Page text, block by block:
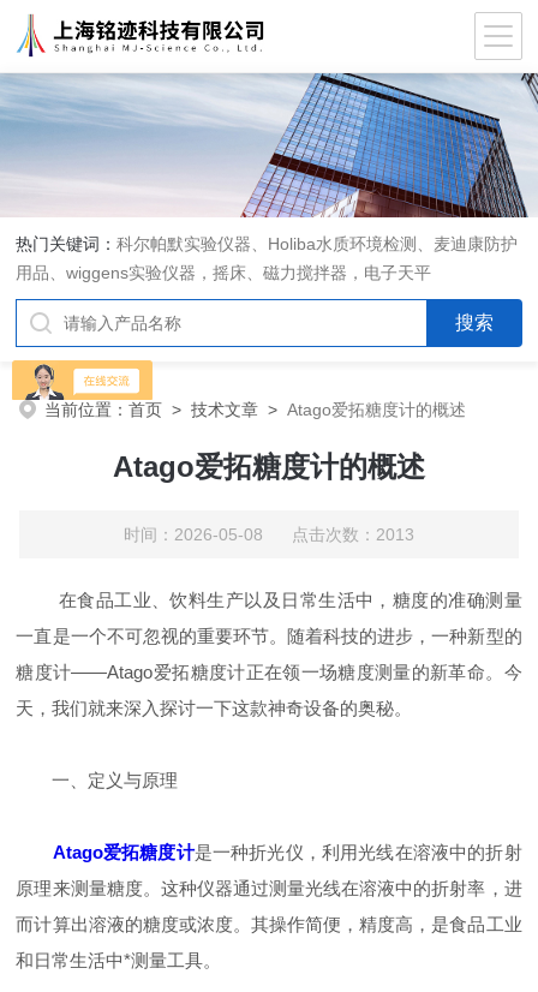
热门关键词：科尔帕默实验仪器、Holiba水质环境检测、麦迪康防护
用品、wiggens实验仪器，摇床、磁力搅拌器，电子天平
当前位置：首页 >技术文章 >Atago爱拓糖度计的概述
Atago爱拓糖度计的概述
时间：2026-05-08 点击次数：2013
在食品工业、饮料生产以及日常生活中，糖度的准确测量
一直是一个不可忽视的重要环节。随着科技的进步，一种新型的
糖度计——Atago爱拓糖度计正在领一场糖度测量的新革命。今
天，我们就来深入探讨一下这款神奇设备的奥秘。
一、定义与原理
Atago爱拓糖度计是一种折光仪，利用光线在溶液中的折射
原理来测量糖度。这种仪器通过测量光线在溶液中的折射率，进
而计算出溶液的糖度或浓度。其操作简便，精度高，是食品工业
和日常生活中*测量工具。